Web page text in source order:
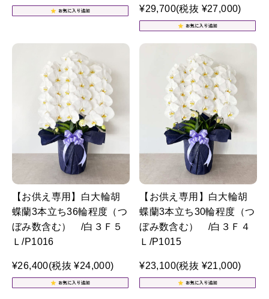
¥29,700(税抜 ¥27,000)
【お供え専用】白大輪胡
蝶蘭3本立ち36輪程度（つ
ぼみ数含む） /白３Ｆ５
Ｌ/P1016
¥26,400(税抜 ¥24,000)
【お供え専用】白大輪胡
蝶蘭3本立ち30輪程度（つ
ぼみ数含む） /白３Ｆ４
Ｌ/P1015
¥23,100(税抜 ¥21,000)